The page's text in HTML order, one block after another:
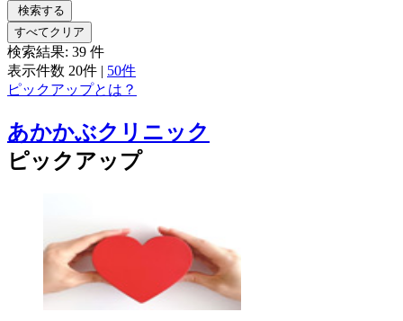
検索する
すべてクリア
検索結果: 39 件
表示件数 20件 | 50件
ピックアップとは？
あかかぶクリニック
ピックアップ